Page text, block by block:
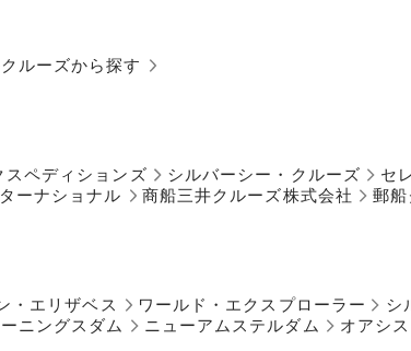
ルーズから探す
スペディションズ シルバーシー・クルーズ セ
ーナショナル 商船三井クルーズ株式会社 郵
・エリザベス ワールド・エクスプローラー シ
ニングスダム ニューアムステルダム オアシ